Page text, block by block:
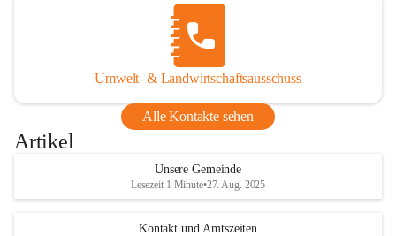
Umwelt- & Landwirtschaftsausschuss
Alle Kontakte sehen
Artikel
Unsere Gemeinde
Lesezeit 1 Minute•27. Aug. 2025
Kontakt und Amtszeiten